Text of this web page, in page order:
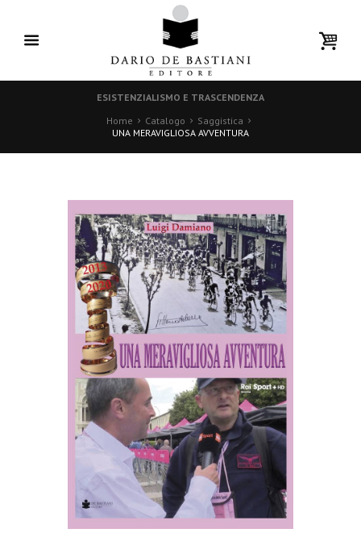
ESISTENZIALISMO E TRASCENDENZA
Home
Catalogo
Saggistica
UNA MERAVIGLIOSA AVVENTURA